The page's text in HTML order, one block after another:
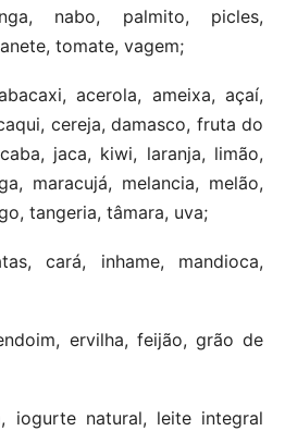
nabo, palmito, picles,
tomate, vagem;
acerola, ameixa, açaí,
cereja, damasco, fruta do
jaca, kiwi, laranja, limão,
maracujá, melancia, melão,
tangeria, tâmara, uva;
cará, inhame, mandioca,
ervilha, feijão, grão de
iogurte natural, leite integral